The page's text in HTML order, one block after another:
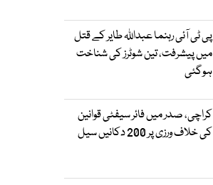
پی ٹی آئی رہنما عبداللہ طایر کے قتل
میں پیشرفت، تین شوٹرز کی شناخت
ہوگئی
کراچی، صدر میں فائر سیفٹی قوانین
کی خلاف ورزی پر 200 دکانیں سیل